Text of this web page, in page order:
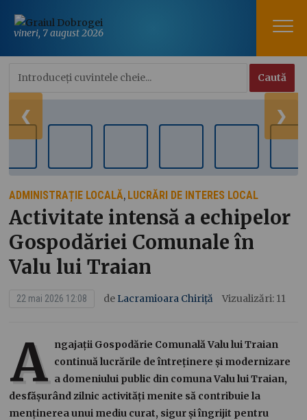
vineri, 7 august 2026
❮ ❯
ADMINISTRAȚIE LOCALĂ, LUCRĂRI DE INTERES LOCAL
Activitate intensă a echipelor
Gospodăriei Comunale în
Valu lui Traian
22 mai 2026 12:08 de Lacramioara Chiriță Vizualizări: 11
A ngajații Gospodărie Comunală Valu lui Traian
continuă lucrările de întreținere și modernizare
a domeniului public din comuna Valu lui Traian,
desfășurând zilnic activități menite să contribuie la
menținerea unui mediu curat, sigur și îngrijit pentru